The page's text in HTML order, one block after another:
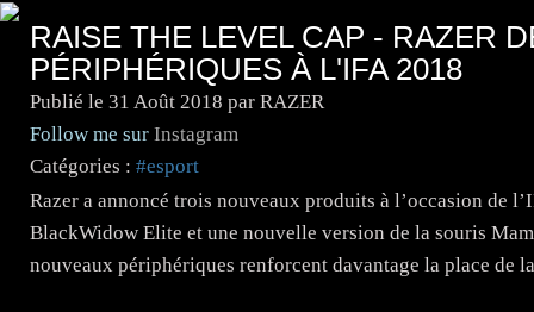
RAISE THE LEVEL CAP - RAZER
PÉRIPHÉRIQUES À L'IFA 2018
Publié le 31 Août 2018 par RAZER
Follow me sur Instagram
Catégories : #esport
Razer a annoncé trois nouveaux produits à l’occasion de
BlackWidow Elite et une nouvelle version de la souris
nouveaux périphériques renforcent davantage la place de